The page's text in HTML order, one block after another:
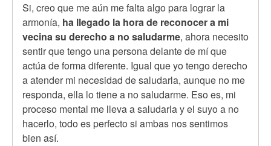
Si, creo que me aún me falta algo para lograr la
armonía, ha llegado la hora de reconocer a mi
vecina su derecho a no saludarme, ahora necesito
sentir que tengo una persona delante de mí que
actúa de forma diferente. Igual que yo tengo derecho
a atender mi necesidad de saludarla, aunque no me
responda, ella lo tiene a no saludarme. Eso es, mi
proceso mental me lleva a saludarla y el suyo a no
hacerlo, todo es perfecto si ambas nos sentimos
bien así.